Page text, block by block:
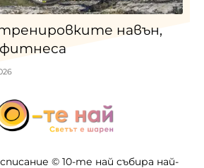
навън,
© 10-те най събира най-